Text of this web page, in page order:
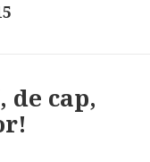
de cap,